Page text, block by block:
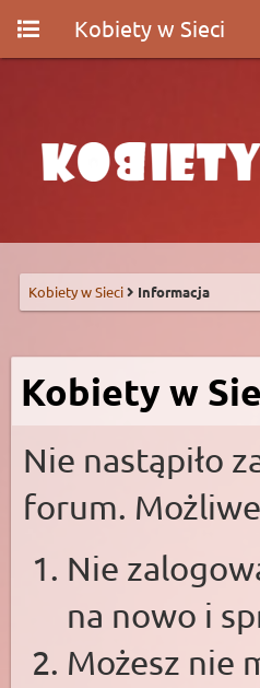
Kobiety w Sieci
Kobiety w Sieci Informacja
Kobiety w
Nie nastąpiło
forum.
Nie
na nowo i
Możesz nie